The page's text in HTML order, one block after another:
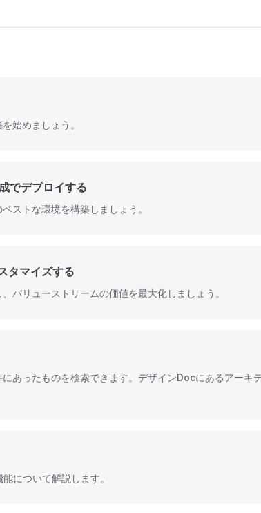
始めましょう。
でデプロイする
ストな環境を構築しましょう。
タマイズする
バリューストリームの価値を最大化しましょう。
あったものを検索できます。デザインDocにあるアー
について解説します。